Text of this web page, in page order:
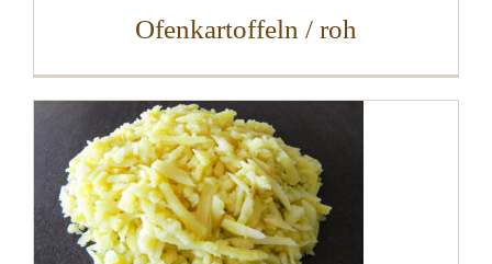
Ofenkartoffeln / roh